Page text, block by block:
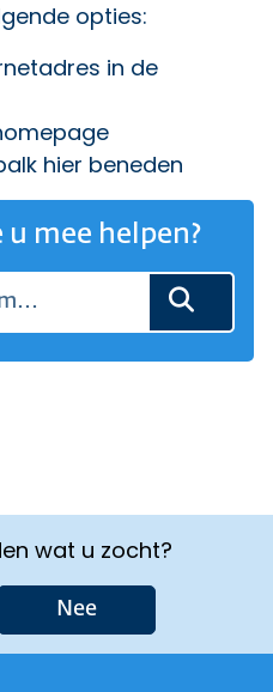
opties:
in de
hier beneden
mee helpen?
wat u zocht?
Nee